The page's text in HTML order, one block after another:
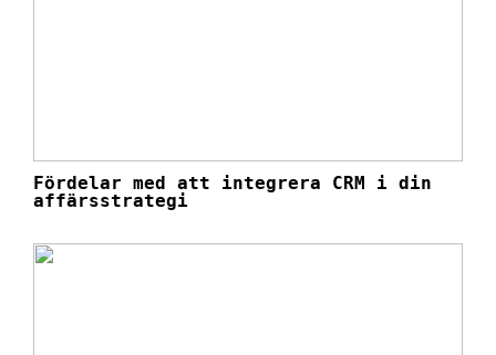
Fördelar med att integrera CRM i din
affärsstrategi